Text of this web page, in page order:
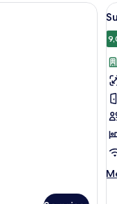
fönstret.
med två sängar, ett
-
1